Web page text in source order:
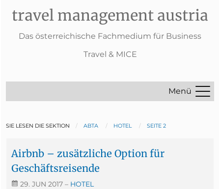
travel management austria
Das österreichische Fachmedium für Business
Travel & MICE
Menü
SIE LESEN DIE SEKTION ABTA HOTEL SEITE 2
Airbnb – zusätzliche Option für
Geschäftsreisende
29. JUN 2017 – HOTEL